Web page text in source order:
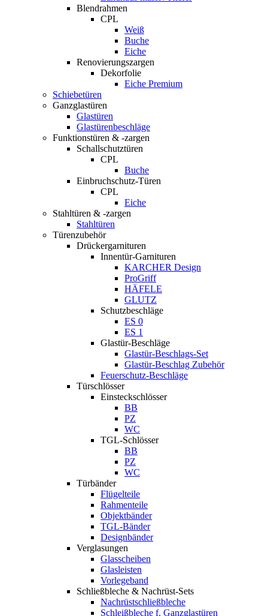
Blendrahmen
CPL
Weiß
Buche
Eiche
Renovierungszargen
Dekorfolie
Eiche Premium
Schiebetüren
Ganzglastüren
Glastüren
Glastürenbeschläge
Funktionstüren & -zargen
Schallschutztüren
CPL
Buche
Einbruchschutz-Türen
CPL
Eiche
Stahltüren & -zargen
Stahltüren
Türenzubehör
Drückergarnituren
Innentür-Garnituren
KARCHER Design
ProGriff
HÄFELE
GLUTZ
Schutzbeschläge
ES 0
ES 1
Glastür-Beschläge
Glastür-Beschlags-Set
Glastür-Beschlag Zubehör
Feuerschutz-Beschläge
Türschlösser
Einsteckschlösser
BB
PZ
WC
TGL-Schlösser
BB
PZ
WC
Türbänder
Flügelteile
Rahmenteile
Objektbänder
TGL-Bänder
Designbänder
Verglasungen
Glasscheiben
Glasleisten
Vorlegeband
Schließbleche & Nachrüst-Sets
Nachrüstschließbleche
Schleißbleche f. Ganzglastüren